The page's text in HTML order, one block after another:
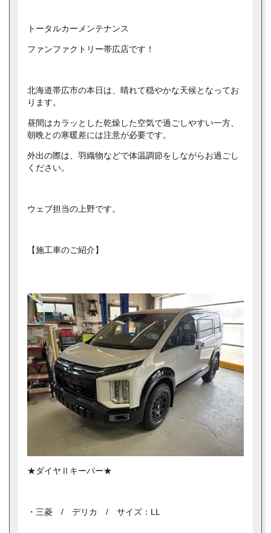
トータルカーメンテナンス
ファンファクトリー帯広店です！
北海道帯広市の本日は、晴れて穏やかな天候となってお
ります。
昼間はカラッとした乾燥した空気で過ごしやすい一方、
朝晩との寒暖差には注意が必要です。
外出の際は、羽織物などで体温調節をしながらお過ごし
ください。
ウェブ担当の上野です。
【施工車のご紹介】
★ダイヤⅡキーパー★
・三菱 / デリカ / サイズ：LL